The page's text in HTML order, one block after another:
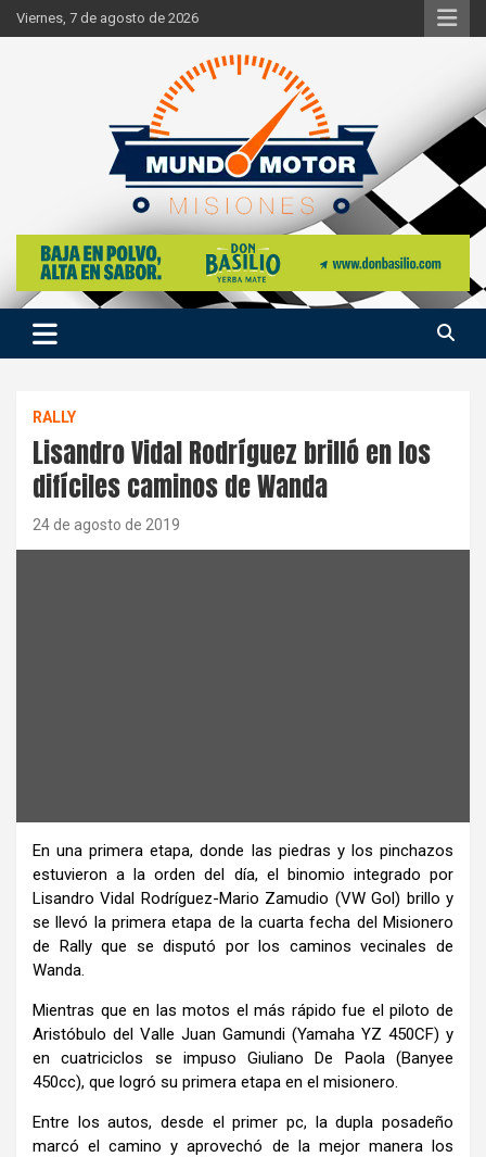
Skip
to
Viernes, 7 de agosto de 2026
Mundo Motor Misiones
Si hay ruido de motores ahí estaremos
RALLY
Lisandro Vidal Rodríguez brilló en los
difíciles caminos de Wanda
24 de agosto de 2019
En una primera etapa, donde las piedras y los pinchazos
estuvieron a la orden del día, el binomio integrado por
Lisandro Vidal Rodríguez-Mario Zamudio (VW Gol) brillo y
se llevó la primera etapa de la cuarta fecha del Misionero
de Rally que se disputó por los caminos vecinales de
Wanda.
Mientras que en las motos el más rápido fue el piloto de
Aristóbulo del Valle Juan Gamundi (Yamaha YZ 450CF) y
en cuatriciclos se impuso Giuliano De Paola (Banyee
450cc), que logró su primera etapa en el misionero.
Entre los autos, desde el primer pc, la dupla posadeño
marcó el camino y aprovechó de la mejor manera los